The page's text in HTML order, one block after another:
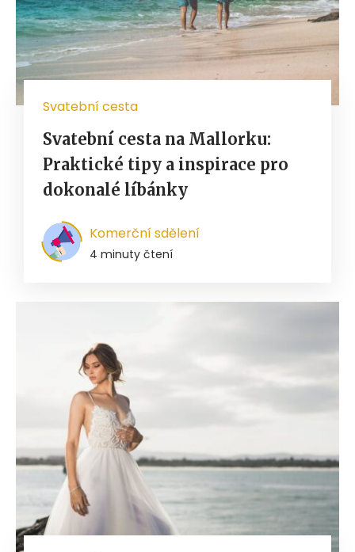
Svatební cesta
Svatební cesta na Mallorku:
Praktické tipy a inspirace pro
dokonalé líbánky
Komerční sdělení
4 minuty čtení